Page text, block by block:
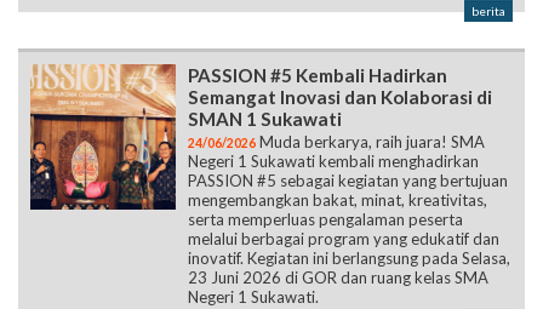
berita
PASSION #5 Kembali Hadirkan
Semangat Inovasi dan Kolaborasi di
SMAN 1 Sukawati
24/06/2026 Muda berkarya, raih juara! SMA
Negeri 1 Sukawati kembali menghadirkan
PASSION #5 sebagai kegiatan yang bertujuan
mengembangkan bakat, minat, kreativitas,
serta memperluas pengalaman peserta
melalui berbagai program yang edukatif dan
inovatif. Kegiatan ini berlangsung pada Selasa,
23 Juni 2026 di GOR dan ruang kelas SMA
Negeri 1 Sukawati.